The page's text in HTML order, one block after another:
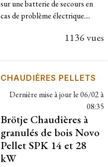
sur une batterie de secours en
cas de problème électrique....
1136 vues
CHAUDIÈRES PELLETS
Dernière mise à jour le06/02 à
08:35
Brötje Chaudières à
granulés de bois Novo
Pellet SPK 14 et 28
kW